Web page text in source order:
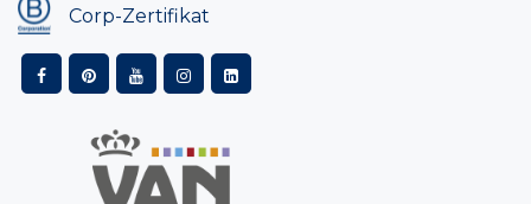
Corp-Zertifikat